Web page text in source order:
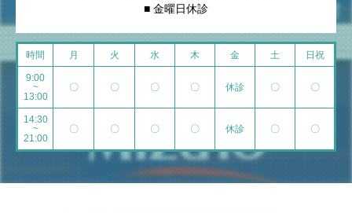
■ 金曜日休診
時間 月 火 水 木 金 土 日祝
9:00
~
13:00
〇 〇 〇 〇 休診 〇 〇
14:30
~
21:00
〇 〇 〇 〇 休診 〇 〇